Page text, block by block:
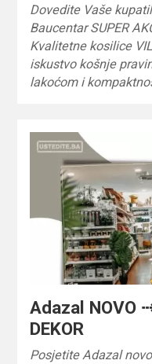
Dovedite Vaše
Baucentar SUPER
Kvalitetne kosilice
iskustvo košnje
lakoćom i
Adazal NOVO
DEKOR
Posjetite Adazal